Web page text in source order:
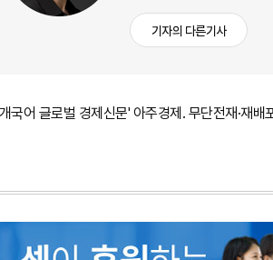
기자의 다른기사
국어 글로벌 경제신문' 아주경제. 무단전재·재배